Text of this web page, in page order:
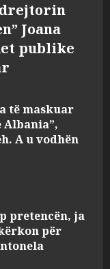
drejtorin
Joana
publike
të maskuar
Albania”,
A u vodhën
pretencën, ja
për